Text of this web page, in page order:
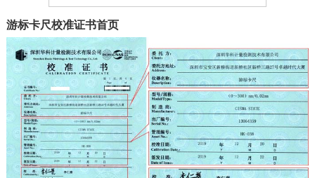
游标卡尺校准证书首页